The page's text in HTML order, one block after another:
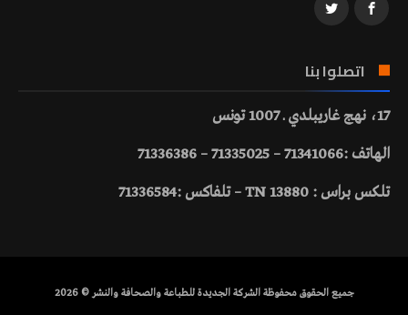
اتصلوا بنا
17، نهج غاريبلدي ـ 1007 تونس
الهاتف :71341066 – 71335025 – 71336386
تلكس براس : 13880 TN – تلفاكس :71336584
جميع الحقوق محفوظة الشركة الجديدة للطباعة والصحافة والنشر © 2026